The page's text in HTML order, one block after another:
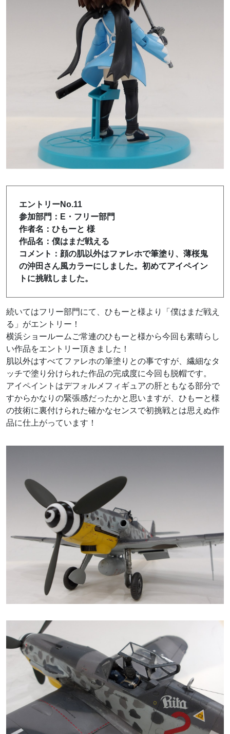
エントリーNo.11
参加部門：E・フリー部門
作者名：ひもーと 様
作品名：僕はまだ戦える
コメント：顔の肌以外はファレホで筆塗り、薄桜鬼
の沖田さん風カラーにしました。初めてアイペイン
トに挑戦しました。
続いてはフリー部門にて、ひもーと様より「僕はまだ戦え
る」がエントリー！
横浜ショールームご常連のひもーと様から今回も素晴らし
い作品をエントリー頂きました！
肌以外はすべてファレホの筆塗りとの事ですが、繊細なタ
ッチで塗り分けられた作品の完成度に今回も脱帽です。
アイペイントはデフォルメフィギュアの肝ともなる部分で
すからかなりの緊張感だったかと思いますが、ひもーと様
の技術に裏付けられた確かなセンスで初挑戦とは思えぬ作
品に仕上がっています！